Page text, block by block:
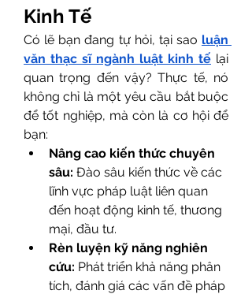
Kinh Tế
Có lẽ bạn đang tự hỏi, tại sao luận
văn thạc sĩ ngành luật kinh tế lại
quan trọng đến vậy? Thực tế, nó
không chỉ là một yêu cầu bắt buộc
để tốt nghiệp, mà còn là cơ hội để
bạn:
Nâng cao kiến thức chuyên
sâu: Đào sâu kiến thức về các
lĩnh vực pháp luật liên quan
đến hoạt động kinh tế, thương
mại, đầu tư.
Rèn luyện kỹ năng nghiên
cứu: Phát triển khả năng phân
tích, đánh giá các vấn đề pháp